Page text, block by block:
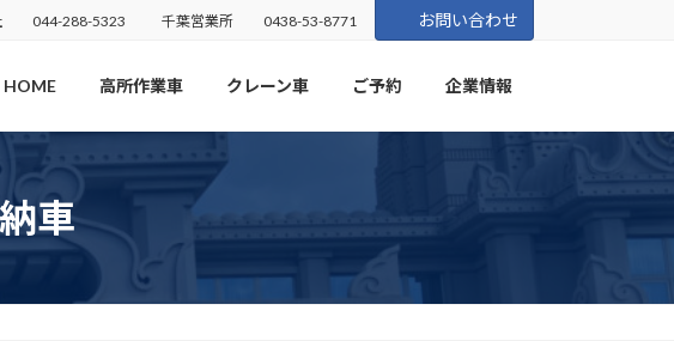
044-288-5323 千葉営業所 0438-53-8771 お問い合わせ
HOME 高所作業車 クレーン車 ご予約 企業情報
車